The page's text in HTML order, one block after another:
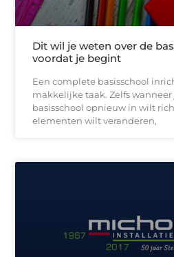
Dit wil je weten over de
voordat je begint
Een complete basisschool
makkelijke taak. Zelfs
basisschool opnieuw in wilt
elementen wilt veranderen,